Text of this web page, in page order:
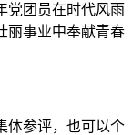
党团员在时代风雨
丽事业中奉献青春
体参评，也可以个